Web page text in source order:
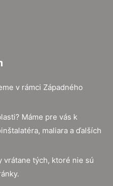
v rámci Západného
Máme pre vás k
maliara a ďalších
vrátane tých, ktoré nie sú